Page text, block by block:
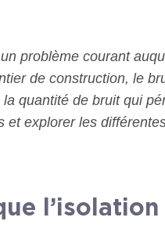
problème courant
de construction, le
quantité de bruit qui
et explorer les